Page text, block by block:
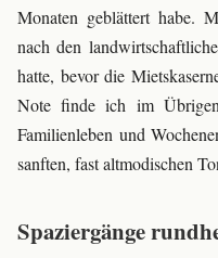
Monaten geblättert habe.
nach den
hatte, bevor die
Note finde ich im
Familienleben und
sanften, fast altmodischen
Spaziergänge